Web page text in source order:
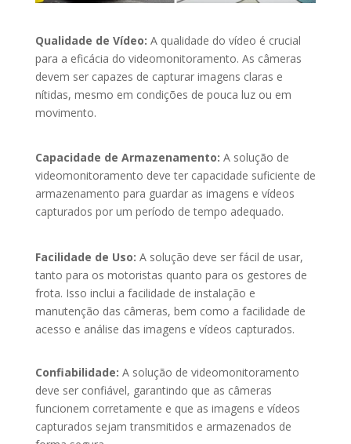
Qualidade de Vídeo: A qualidade do vídeo é crucial
para a eficácia do videomonitoramento. As câmeras
devem ser capazes de capturar imagens claras e
nítidas, mesmo em condições de pouca luz ou em
movimento.
Capacidade de Armazenamento: A solução de
videomonitoramento deve ter capacidade suficiente de
armazenamento para guardar as imagens e vídeos
capturados por um período de tempo adequado.
Facilidade de Uso: A solução deve ser fácil de usar,
tanto para os motoristas quanto para os gestores de
frota. Isso inclui a facilidade de instalação e
manutenção das câmeras, bem como a facilidade de
acesso e análise das imagens e vídeos capturados.
Confiabilidade: A solução de videomonitoramento
deve ser confiável, garantindo que as câmeras
funcionem corretamente e que as imagens e vídeos
capturados sejam transmitidos e armazenados de